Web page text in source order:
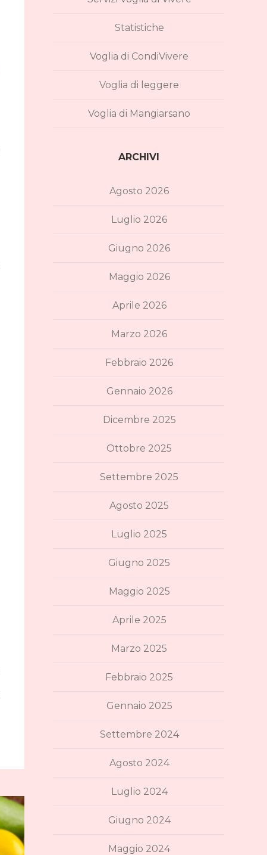
Statistiche
Voglia di CondiVivere
Voglia di leggere
Voglia di Mangiarsano
ARCHIVI
Agosto 2026
Luglio 2026
Giugno 2026
Maggio 2026
Aprile 2026
Marzo 2026
Febbraio 2026
Gennaio 2026
Dicembre 2025
Ottobre 2025
Settembre 2025
Agosto 2025
Luglio 2025
Giugno 2025
Maggio 2025
Aprile 2025
Marzo 2025
Febbraio 2025
Gennaio 2025
Settembre 2024
Agosto 2024
Luglio 2024
Giugno 2024
Maggio 2024